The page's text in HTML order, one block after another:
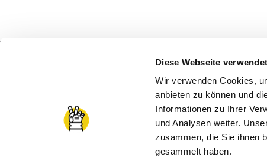
Diese Webseite
Wir verwenden Cookies,
anbieten zu können und
Informationen zu Ihrer
und Analysen weiter.
zusammen, die Sie ihnen
gesammelt haben.
© 2026 Praktikumswoche powered by stafftastic